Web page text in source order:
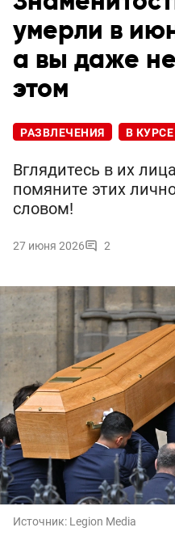
умерли в
а вы даже
этом
РАЗВЛЕЧЕНИЯ В КУРСЕ
Вглядитесь в их
помяните этих
словом!
27 июня 2026 2
Источник: Legion Media